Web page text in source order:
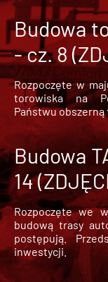
Budowa
- cz. 8
Rozpoczęte w
torowiska na
Państwu
Budowa
14
Rozpoczęte we
budową trasy
postępują.
inwestycji.